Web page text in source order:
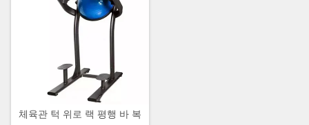
체육관 턱 위로 랙 평행 바 복